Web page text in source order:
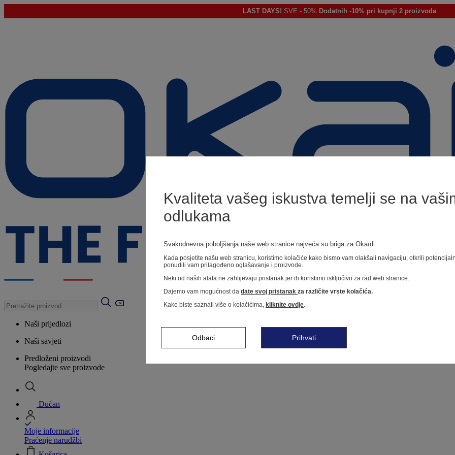
LAST DAYS! SVE - 50% Dodatnih -10% pri kupnji 2 proizvoda
Naši prijedlozi
Naši savjeti
Predloženi proizvodi
Pogledajte sve proizvode
Dućan
Moje informacije
Praćenje narudžbi
Kvaliteta vašeg iskustva temelji se na
odlukama
Svakodnevna poboljšanja naše web stranice najveća su briga za Okaïdi.
Kada posjetite našu web stranicu, koristimo kolačiće kako bismo vam olakšali navigaciju, otkrili
ponudili vam prilagođeno oglašavanje i proizvode.
Neki od naših alata ne zahtijevaju pristanak jer ih koristimo isključivo za rad web stranice.
Dajemo vam mogućnost da date svoj pristanak za različite vrste kolačića.
Kako biste saznali više o kolačićima, kliknite ovdje.
Odbaci Prihvati